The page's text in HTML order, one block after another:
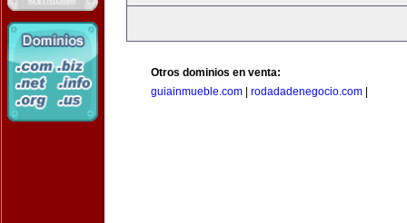
Otros dominios en venta:
guiainmueble.com
rodadadenegocio.com